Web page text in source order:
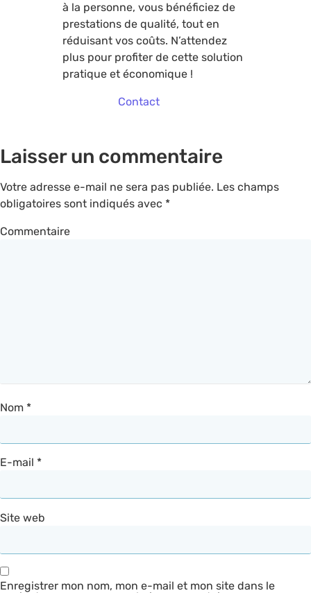
à la personne, vous bénéficiez de
prestations de qualité, tout en
réduisant vos coûts. N’attendez
plus pour profiter de cette solution
pratique et économique !
Contact
Laisser un commentaire
Votre adresse e-mail ne sera pas publiée. Les champs
obligatoires sont indiqués avec *
Commentaire
Nom *
E-mail *
Site web
Enregistrer mon nom, mon e-mail et mon site dans le